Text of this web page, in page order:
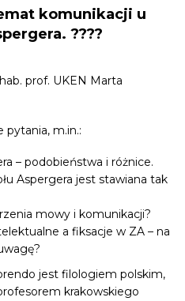
komunikacji u
????️
prof. UKEN Marta
m.in.:
– podobieństwa i różnice.
Aspergera jest stawiana tak
mowy i komunikacji?
a fiksacje w ZA – na
jest filologiem polskim,
krakowskiego